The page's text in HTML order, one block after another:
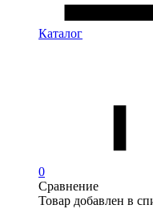
Каталог
0
Сравнение
Товар добавлен в